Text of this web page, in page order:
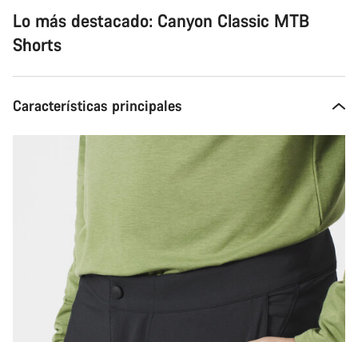
Lo más destacado: Canyon Classic MTB
Shorts
Características principales